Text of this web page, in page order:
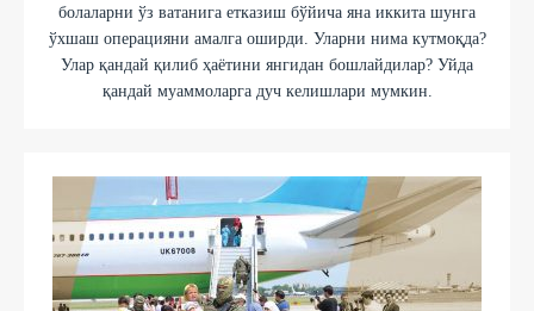
болаларни ўз ватанига етказиш бўйича яна иккита шунга
ўхшаш операцияни амалга оширди. Уларни нима кутмоқда?
Улар қандай қилиб ҳаётини янгидан бошлайдилар? Уйда
қандай муаммоларга дуч келишлари мумкин.